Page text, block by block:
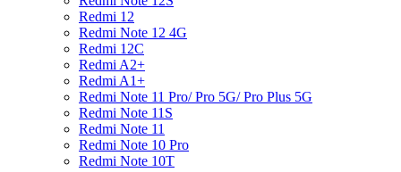
Redmi 12
Redmi Note 12 4G
Redmi 12C
Redmi A2+
Redmi A1+
Redmi Note 11 Pro/ Pro 5G/ Pro Plus 5G
Redmi Note 11S
Redmi Note 11
Redmi Note 10 Pro
Redmi Note 10T